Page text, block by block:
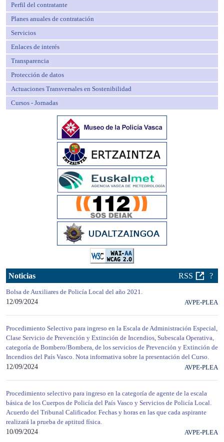
Perfil del contratante
Planes anuales de contratación
Servicios
Enlaces de interés
Transparencia
Protección de datos
Actuaciones Transversales en Sostenibilidad
Cursos - Jornadas
Noticias RSS ?
Bolsa de Auxiliares de Policía Local del año 2021.
12/09/2024
AVPE-PLEA
Procedimiento Selectivo para ingreso en la Escala de Administración Especial,
Clase Servicio de Prevención y Extinción de Incendios, Subescala Operativa,
categoría de Bombero/Bombera, de los servicios de Prevención y Extinción de
Incendios del País Vasco. Nota informativa sobre la presentación del Curso.
12/09/2024
AVPE-PLEA
Procedimiento selectivo para ingreso en la categoría de agente de la escala
básica de los Cuerpos de Policía del País Vasco y Servicios de Policía Local.
Acuerdo del Tribunal Calificador. Fechas y horas en las que cada aspirante
realizará la prueba de aptitud física.
10/09/2024
AVPE-PLEA